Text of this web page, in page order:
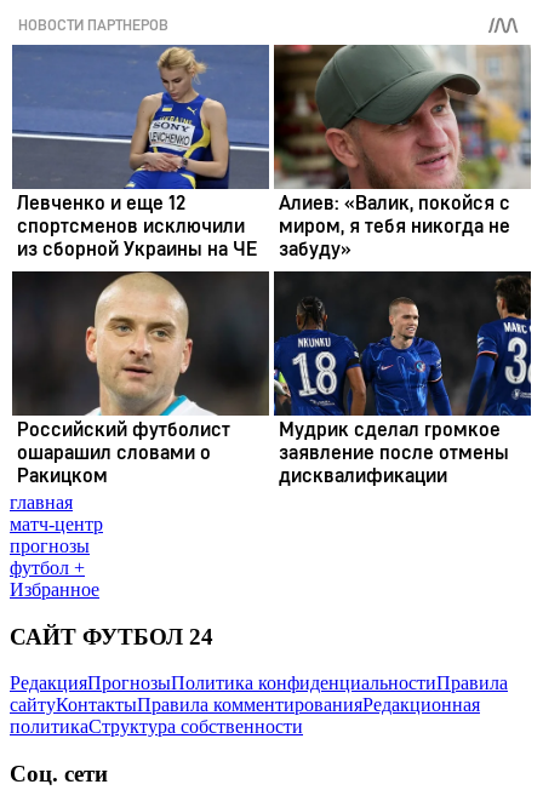
главная
матч-центр
прогнозы
футбол +
Избранное
САЙТ ФУТБОЛ 24
РедакцияПрогнозыПолитика конфиденциальностиПравила
сайтуКонтактыПравила комментированияРедакционная
политикаСтруктура собственности
Соц. сети